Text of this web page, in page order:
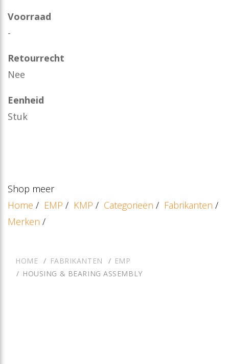
Voorraad
-
Retourrecht
Nee
Eenheid
Stuk
Shop meer
Home / EMP / KMP / Categorieën / Fabrikanten /
Merken /
HOME FABRIKANTEN
EMP
HOUSING & BEARING ASSEMBLY